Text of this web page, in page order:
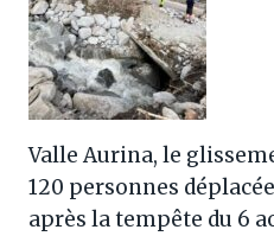
Valle Aurina, le
120 personnes
après la tempête du 6